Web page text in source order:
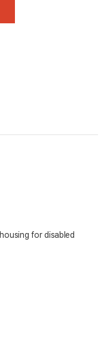
for disabled